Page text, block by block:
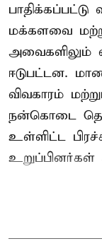
பாதிக்கப்பட்டு
மக்களவை
அவைகளிலும்
ஈடுபட்டன.
விவகாரம்
நன்கொடை
உள்ளிட்ட